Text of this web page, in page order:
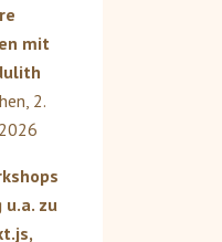
mit
2.
u.a. zu